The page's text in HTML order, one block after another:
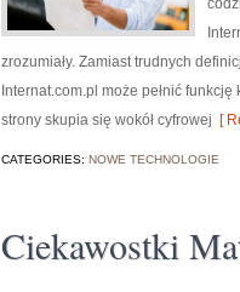
zrozumiały. Zamiast trudnych
Internat.com.pl może pełnić
strony skupia się wokół cyfrowej [
CATEGORIES: NOWE TECHNOLOGIE
Ciekawostki